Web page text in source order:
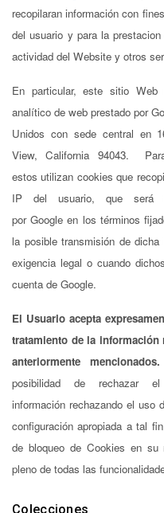
recopilaran información con
del usuario y para la
actividad del Website y otros
En particular, este sitio
analítico de web prestado por
Unidos con sede central en
View, California 94043.
estos utilizan cookies que
IP del usuario, que será
por Google en los términos
la posible transmisión de
exigencia legal o cuando
cuenta de Google.
El Usuario acepta
tratamiento de la
anteriormente mencionados.
posibilidad de rechazar
información rechazando el uso
configuración apropiada a tal
de bloqueo de Cookies en su
pleno de todas las
Colecciones